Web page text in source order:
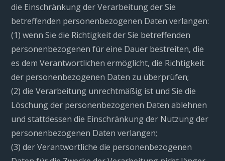
die Einschränkung der Verarbeitung der Sie
betreffenden personenbezogenen Daten verlangen:
(1) wenn Sie die Richtigkeit der Sie betreffenden
personenbezogenen für eine Dauer bestreiten, die
es dem Verantwortlichen ermöglicht, die Richtigkeit
der personenbezogenen Daten zu überprüfen;
(2) die Verarbeitung unrechtmäßig ist und Sie die
Löschung der personenbezogenen Daten ablehnen
und stattdessen die Einschränkung der Nutzung der
personenbezogenen Daten verlangen;
(3) der Verantwortliche die personenbezogenen